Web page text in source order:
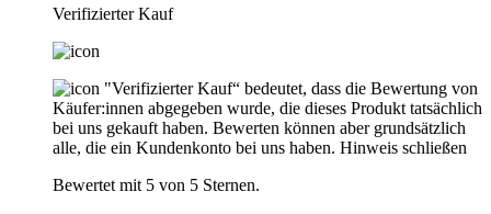
Verifizierter Kauf
"Verifizierter Kauf“ bedeutet, dass die Bewertung von
Käufer:innen abgegeben wurde, die dieses Produkt tatsächlich
bei uns gekauft haben. Bewerten können aber grundsätzlich
alle, die ein Kundenkonto bei uns haben. Hinweis schließen
Bewertet mit 5 von 5 Sternen.